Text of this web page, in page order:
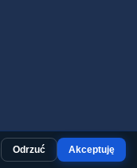
Odrzuć Akceptuję